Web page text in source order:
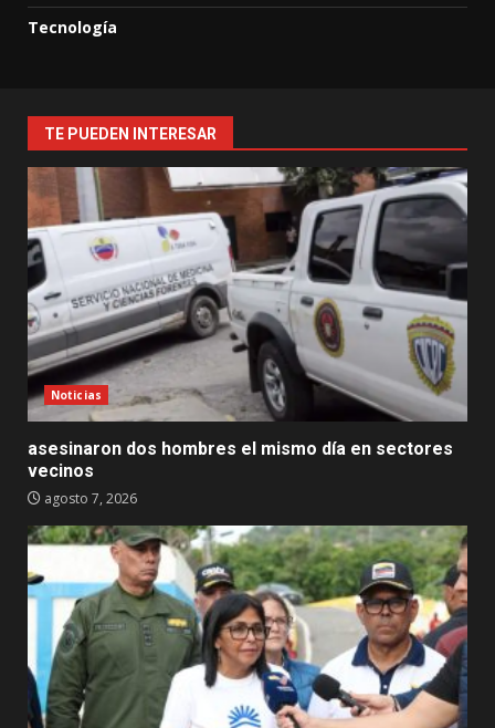
Tecnología
TE PUEDEN INTERESAR
Noticias
asesinaron dos hombres el mismo día en sectores
vecinos
agosto 7, 2026